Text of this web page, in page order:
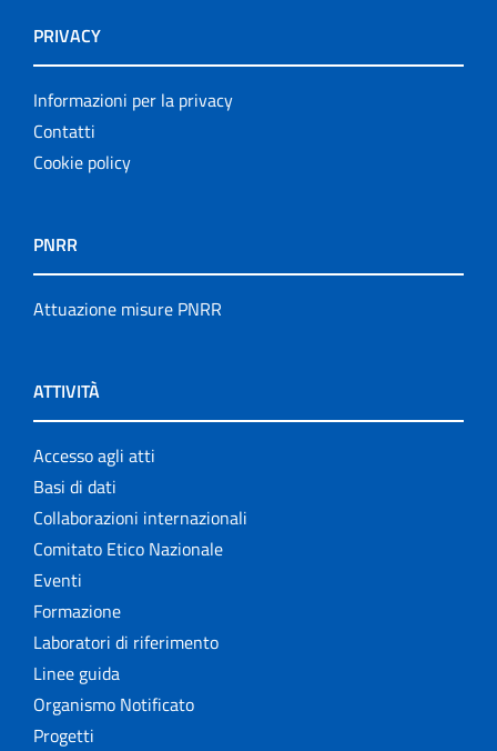
PRIVACY
Informazioni per la privacy
Contatti
Cookie policy
PNRR
Attuazione misure PNRR
ATTIVITÀ
Accesso agli atti
Basi di dati
Collaborazioni internazionali
Comitato Etico Nazionale
Eventi
Formazione
Laboratori di riferimento
Linee guida
Organismo Notificato
Progetti